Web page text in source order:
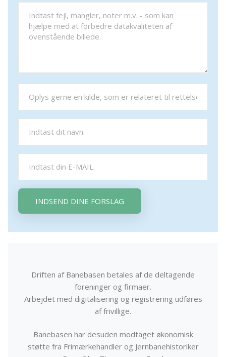
INDSEND DINE FORSLAG
Driften af Banebasen betales af de deltagende
foreninger og firmaer.
Arbejdet med digitalisering og registrering udføres
af frivillige.
Banebasen har desuden modtaget økonomisk
støtte fra Frimærkehandler og Jernbanehistoriker